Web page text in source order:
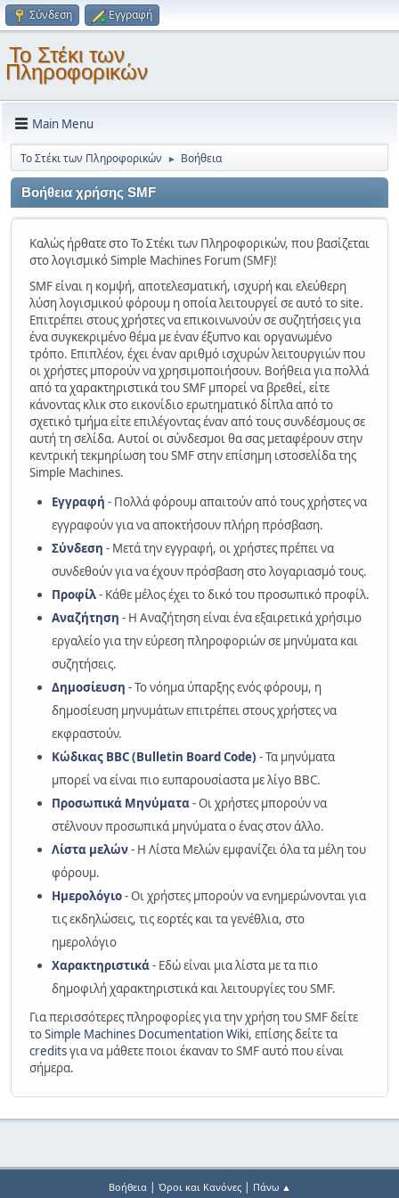
Σύνδεση Εγγραφή
Το Στέκι των
Πληροφορικών
Main Menu
Το Στέκι των Πληροφορικών ► Βοήθεια
Βοήθεια χρήσης SMF
Καλώς ήρθατε στο Το Στέκι των Πληροφορικών, που βασίζεται
στο λογισμικό Simple Machines Forum (SMF)!
SMF είναι η κομψή, αποτελεσματική, ισχυρή και ελεύθερη
λύση λογισμικού φόρουμ η οποία λειτουργεί σε αυτό το site.
Επιτρέπει στους χρήστες να επικοινωνούν σε συζητήσεις για
ένα συγκεκριμένο θέμα με έναν έξυπνο και οργανωμένο
τρόπο. Επιπλέον, έχει έναν αριθμό ισχυρών λειτουργιών που
οι χρήστες μπορούν να χρησιμοποιήσουν. Βοήθεια για πολλά
από τα χαρακτηριστικά του SMF μπορεί να βρεθεί, είτε
κάνοντας κλικ στο εικονίδιο ερωτηματικό δίπλα από το
σχετικό τμήμα είτε επιλέγοντας έναν από τους συνδέσμους σε
αυτή τη σελίδα. Αυτοί οι σύνδεσμοι θα σας μεταφέρουν στην
κεντρική τεκμηρίωση του SMF στην επίσημη ιστοσελίδα της
Simple Machines.
Εγγραφή - Πολλά φόρουμ απαιτούν από τους χρήστες να
εγγραφούν για να αποκτήσουν πλήρη πρόσβαση.
Σύνδεση - Μετά την εγγραφή, οι χρήστες πρέπει να
συνδεθούν για να έχουν πρόσβαση στο λογαριασμό τους.
Προφίλ- Κάθε μέλος έχει το δικό του προσωπικό προφίλ.
Αναζήτηση - Η Αναζήτηση είναι ένα εξαιρετικά χρήσιμο
εργαλείο για την εύρεση πληροφοριών σε μηνύματα και
συζητήσεις.
Δημοσίευση - Το νόημα ύπαρξης ενός φόρουμ, η
δημοσίευση μηνυμάτων επιτρέπει στους χρήστες να
εκφραστούν.
Κώδικας BBC (Bulletin Board Code) - Τα μηνύματα
μπορεί να είναι πιο ευπαρουσίαστα με λίγο BBC.
Προσωπικά Μηνύματα- Οι χρήστες μπορούν να
στέλνουν προσωπικά μηνύματα ο ένας στον άλλο.
Λίστα μελών- Η Λίστα Μελών εμφανίζει όλα τα μέλη του
φόρουμ.
Ημερολόγιο- Οι χρήστες μπορούν να ενημερώνονται για
τις εκδηλώσεις, τις εορτές και τα γενέθλια, στο
ημερολόγιο
Χαρακτηριστικά- Εδώ είναι μια λίστα με τα πιο
δημοφιλή χαρακτηριστικά και λειτουργίες του SMF.
Για περισσότερες πληροφορίες για την χρήση του SMF δείτε
τοSimple Machines Documentation Wiki, επίσης δείτε τα
creditsγια να μάθετε ποιοι έκαναν το SMF αυτό που είναι
σήμερα.
Βοήθεια| Όροι και Κανόνες| Πάνω ▲